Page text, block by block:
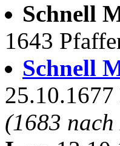
Schnell
1643
Schnell
25.10.1677
(1683